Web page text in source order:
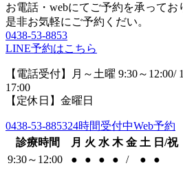
お電話・webにてご予約を承ってお
是非お気軽にご予約くだい。
0438-53-8853
LINE予約はこちら
【電話受付】月～土曜 9:30～12:00/
17:00
【定休日】金曜日
0438-53-885324時間受付中Web予約
診療時間
月 火 水 木 金 土 日/祝
9:30～12:00
● ● ● ● / ●
●